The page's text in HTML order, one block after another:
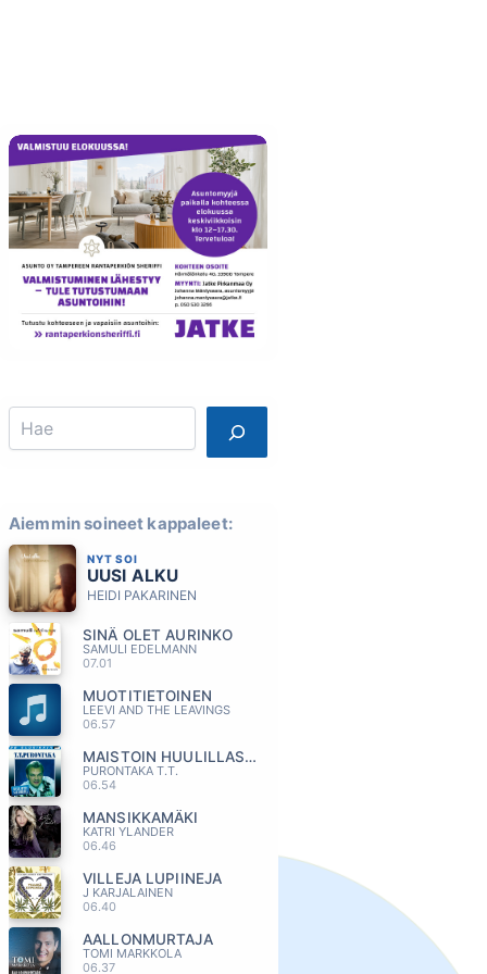
Aiemmin soineet kappaleet:
NYT SOI
UUSI ALKU
HEIDI PAKARINEN
SINÄ OLET AURINKO
SAMULI EDELMANN
07.01
MUOTITIETOINEN
LEEVI AND THE LEAVINGS
06.57
MAISTOIN HUULILLASI MANSIKKAA
PURONTAKA T.T.
06.54
MANSIKKAMÄKI
KATRI YLANDER
06.46
VILLEJA LUPIINEJA
J KARJALAINEN
06.40
AALLONMURTAJA
TOMI MARKKOLA
06.37